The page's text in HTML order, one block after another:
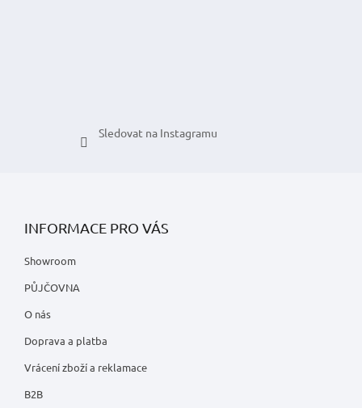
Sledovat na Instagramu
INFORMACE PRO VÁS
Showroom
PŮJČOVNA
O nás
Doprava a platba
Vrácení zboží a reklamace
B2B